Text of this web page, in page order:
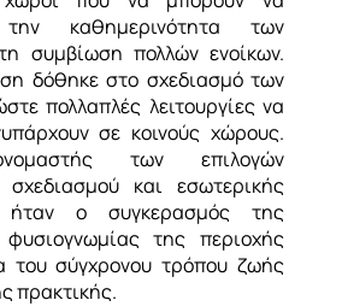
την καθημερινότητα των
συμβίωση πολλών ενοίκων.
δόθηκε στο σχεδιασμό των
πολλαπλές λειτουργίες να
σε κοινούς χώρους.
των επιλογών
σχεδιασμού και εσωτερικής
ήταν ο συγκερασμός της
της περιοχής
του σύγχρονου τρόπου ζωής
πρακτικής.